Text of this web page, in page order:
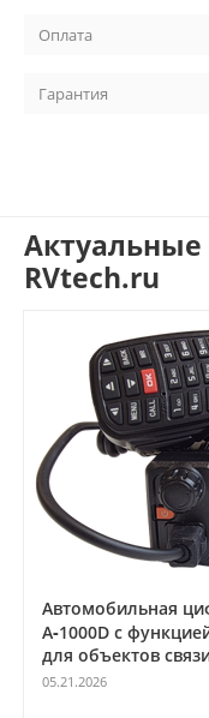
Оплата
Гарантия
Актуальные
RVtech.ru
Автомобильная
А‑1000D с
для объектов
05.21.2026